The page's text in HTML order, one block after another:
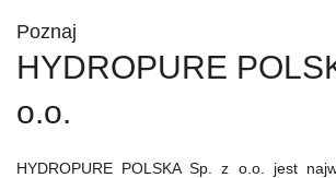
Poznaj
HYDROPURE
o.o.
HYDROPURE POLSKA Sp. z o.o. jest